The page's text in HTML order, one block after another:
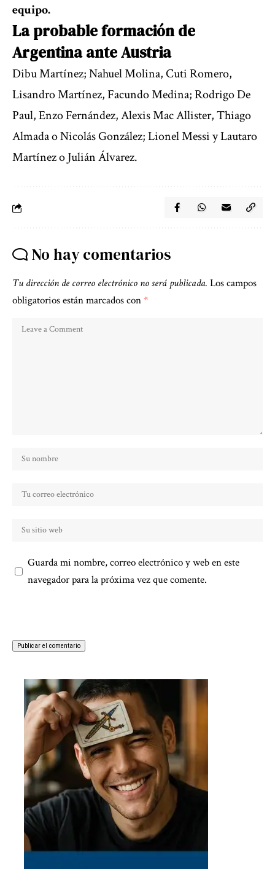
equipo.
La probable formación de
Argentina ante Austria
Dibu Martínez; Nahuel Molina, Cuti Romero,
Lisandro Martínez, Facundo Medina; Rodrigo De
Paul, Enzo Fernández, Alexis Mac Allister, Thiago
Almada o Nicolás González; Lionel Messi y Lautaro
Martínez o Julián Álvarez.
No hay comentarios
Tu dirección de correo electrónico no será publicada. Los campos
obligatorios están marcados con*
Guarda mi nombre, correo electrónico y web en este
navegador para la próxima vez que comente.